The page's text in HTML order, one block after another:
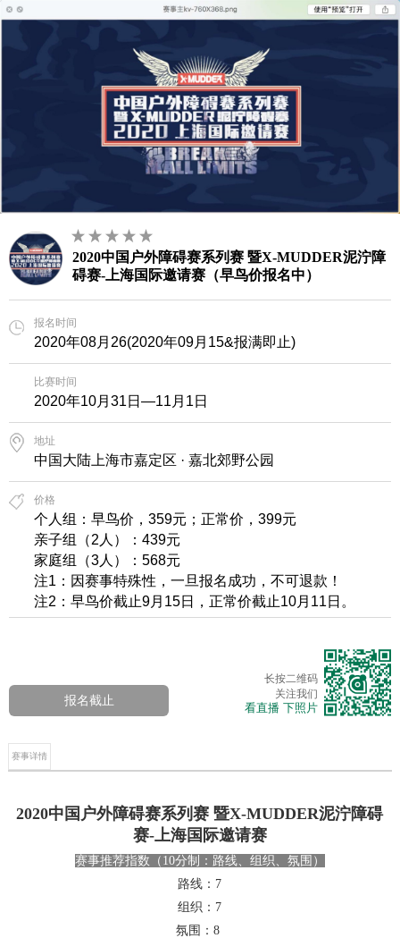
2020中国户外障碍赛系列赛 暨X-MUDDER泥泞障
碍赛-上海国际邀请赛（早鸟价报名中）
报名时间
2020年08月26(2020年09月15&报满即止)
比赛时间
2020年10月31日—11月1日
地址
中国大陆上海市嘉定区 · 嘉北郊野公园
价格
个人组：早鸟价，359元；正常价，399元
亲子组（2人）：439元
家庭组（3人）：568元
注1：因赛事特殊性，一旦报名成功，不可退款！
注2：早鸟价截止9月15日，正常价截止10月11日。
报名截止
长按二维码
关注我们
看直播 下照片
赛事详情
2020中国户外障碍赛系列赛 暨X-MUDDER泥泞障碍
赛-上海国际邀请赛
赛事推荐指数（10分制：路线、组织、氛围）
路线：7
组织：7
氛围：8